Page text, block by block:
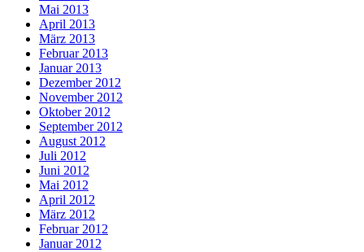
Mai 2013
April 2013
März 2013
Februar 2013
Januar 2013
Dezember 2012
November 2012
Oktober 2012
September 2012
August 2012
Juli 2012
Juni 2012
Mai 2012
April 2012
März 2012
Februar 2012
Januar 2012